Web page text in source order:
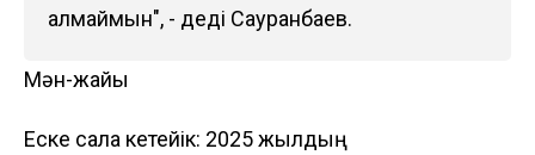
алмаймын", - деді Сауранбаев.
Мән-жайы
Еске сала кетейік: 2025 жылдың